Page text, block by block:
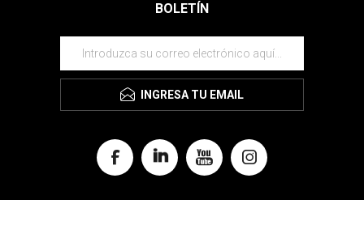
BOLETÍN
INGRESA TU EMAIL